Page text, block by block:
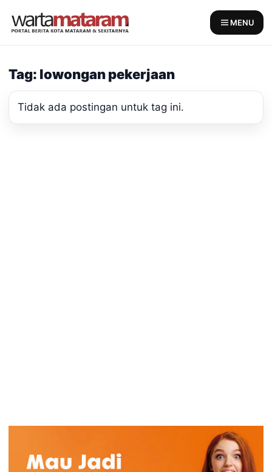
MENU
Tag: lowongan pekerjaan
Tidak ada postingan untuk tag ini.